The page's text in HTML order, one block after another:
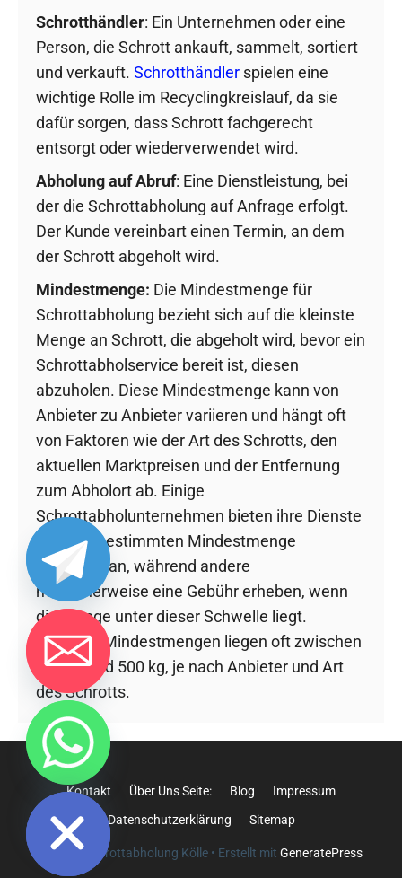
Schrotthändler: Ein Unternehmen oder eine
Person, die Schrott ankauft, sammelt, sortiert
und verkauft. Schrotthändler spielen eine
wichtige Rolle im Recyclingkreislauf, da sie
dafür sorgen, dass Schrott fachgerecht
entsorgt oder wiederverwendet wird.
Abholung auf Abruf: Eine Dienstleistung, bei
der die Schrottabholung auf Anfrage erfolgt.
Der Kunde vereinbart einen Termin, an dem
der Schrott abgeholt wird.
Mindestmenge: Die Mindestmenge für
Schrottabholung bezieht sich auf die kleinste
Menge an Schrott, die abgeholt wird, bevor ein
Schrottabholservice bereit ist, diesen
abzuholen. Diese Mindestmenge kann von
Anbieter zu Anbieter variieren und hängt oft
von Faktoren wie der Art des Schrotts, den
aktuellen Marktpreisen und der Entfernung
zum Abholort ab. Einige
Schrottabholunternehmen bieten ihre Dienste
ab einer bestimmten Mindestmenge
kostenlos an, während andere
möglicherweise eine Gebühr erheben, wenn
die Menge unter dieser Schwelle liegt.
Typische Mindestmengen liegen oft zwischen
300 kg und 500 kg, je nach Anbieter und Art
des Schrotts.
Kontakt Über Uns Seite: Blog
Impressum
Datenschutzerklärung
Sitemap
© 2026 Schrottabholung Kölle• Erstellt mit GeneratePress
Hide
chaty